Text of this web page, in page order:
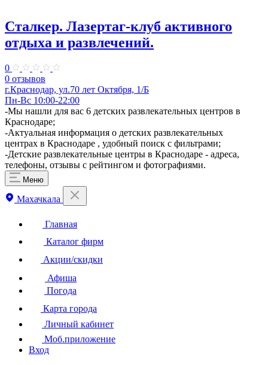
Сталкер. ​Лазертаг-клуб активного
отдыха и развлечений.
0
0 отзывов
г.Краснодар, ул.70 лет Октября, 1/Б
Пн-Вс 10:00-22:00
-Мы нашли для вас 6 детских развлекательных центров в
Краснодаре;
-Актуальная информация о детских развлекательных
центрах в Краснодаре , удобный поиск с фильтрами;
-Детские развлекательные центры в Краснодаре - адреса,
телефоны, отзывы с рейтингом и фотографиями.
Меню
Махачкала
Главная
Каталог фирм
Акции/скидки
Афиша
Погода
Карта города
Личный кабинет
Моб.приложение
Вход